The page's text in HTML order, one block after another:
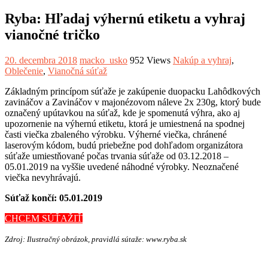
Ryba: Hľadaj výhernú etiketu a vyhraj
vianočné tričko
20. decembra 2018 macko_usko 952 Views Nakúp a vyhraj,
Oblečenie, Vianočná súťaž
Základným princípom súťaže je zakúpenie duopacku Lahôdkových
zavináčov a Zavináčov v majonézovom náleve 2x 230g, ktorý bude
označený upútavkou na súťaž, kde je spomenutá výhra, ako aj
upozornenie na výhernú etiketu, ktorá je umiestnená na spodnej
časti viečka zbaleného výrobku. Výherné viečka, chránené
laserovým kódom, budú priebežne pod dohľadom organizátora
súťaže umiestňované počas trvania súťaže od 03.12.2018 –
05.01.2019 na vyššie uvedené náhodné výrobky. Neoznačené
viečka nevyhrávajú.
Súťaž končí: 05.01.2019
CHCEM SÚŤAŽIŤ
Zdroj: Ilustračný obrázok, pravidlá sútaže: www.ryba.sk